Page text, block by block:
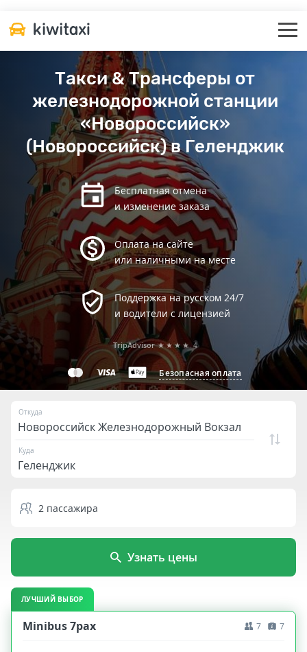
Такси & Трансферы от
железнодорожной станции
«Новороссийск»
(Новороссийск) в Геленджик
Бесплатная отмена
и изменение заказа
Оплата на сайте
или наличными на месте
Поддержка на русском 24/7
и водители с лицензией
Безопасная оплата
TripAdvisor ★★★★ 4
Откуда
Куда
2 пассажира
Узнать цены
ЛУЧШИЙ ВЫБОР
Minibus 7pax 7 7